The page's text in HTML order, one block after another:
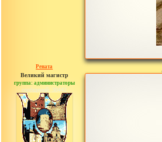
Рената
Великий магистр
группа: администраторы
сообщений: 30442